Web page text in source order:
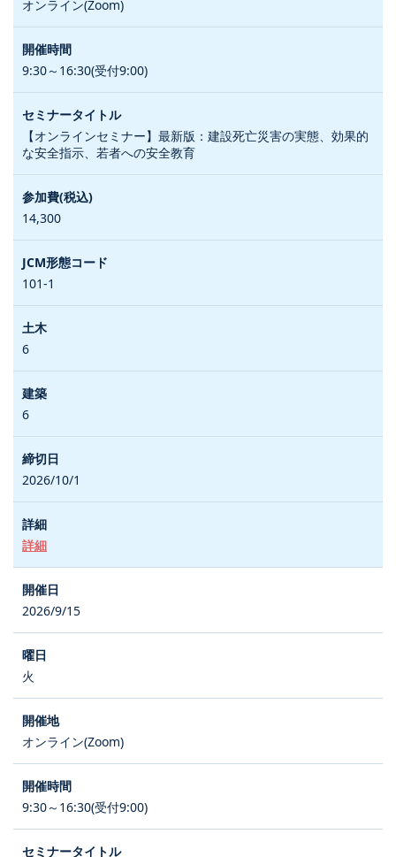
オンライン(Zoom)
9:30～16:30(受付9:00)
【オンラインセミナー】最新版：建設死亡災害の実態、効果的
な安全指示、若者への安全教育
14,300
101-1
6
6
2026/10/1
詳細
2026/9/15
火
オンライン(Zoom)
9:30～16:30(受付9:00)